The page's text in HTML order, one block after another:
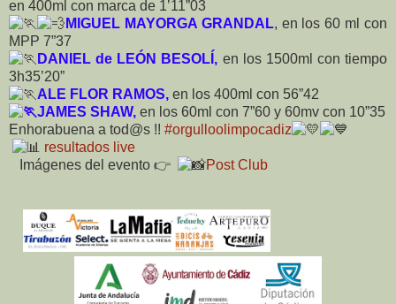
en 400ml con marca de 1’11”03
MIGUEL MAYORGA GRANDAL, en los 60 ml con
MPP 7”37
DANIEL de LEÓN BESOLÍ, en los 1500ml con tiempo
3h35’20”
ALE FLOR RAMOS, en los 400ml con 56”42
JAMES SHAW, en los 60ml con 7”60 y 60mv con 10”35
Enhorabuena a tod@s !! #orgulloolimpocadiz
resultados live
Imágenes del evento 👉
Post Club